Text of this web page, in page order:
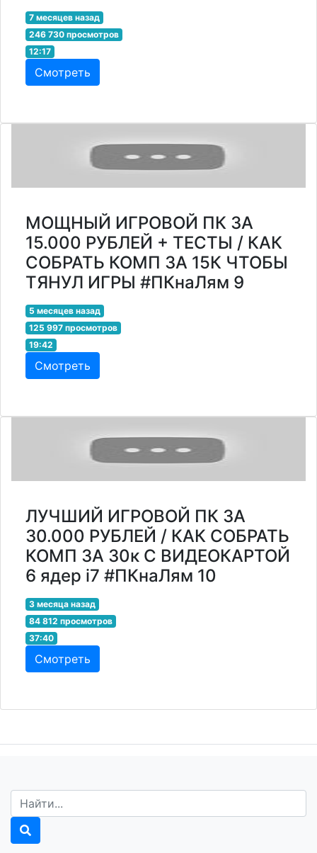
7 месяцев назад
246 730 просмотров
12:17
Смотреть
МОЩНЫЙ ИГРОВОЙ ПК ЗА
15.000 РУБЛЕЙ + ТЕСТЫ / КАК
СОБРАТЬ КОМП ЗА 15К ЧТОБЫ
ТЯНУЛ ИГРЫ #ПКнаЛям 9
5 месяцев назад
125 997 просмотров
19:42
Смотреть
ЛУЧШИЙ ИГРОВОЙ ПК ЗА
30.000 РУБЛЕЙ / КАК СОБРАТЬ
КОМП ЗА 30к С ВИДЕОКАРТОЙ
6 ядер i7 #ПКнаЛям 10
3 месяца назад
84 812 просмотров
37:40
Смотреть